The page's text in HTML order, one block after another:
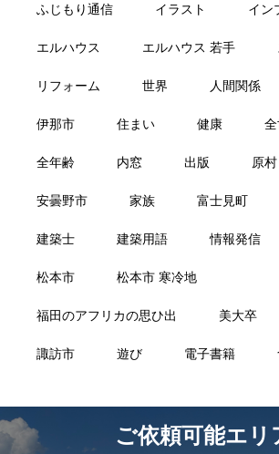
ふじもり通信 イラスト イン
エルハウス エルハウス 若手
リフォーム 世界 人間関係
伊那市 住まい 健康
全年齢 内窓 出版 原村
安曇野市 家族 富士見町
建築士 建築用語 情報発信
松本市 松本市 寒冷地
福田のアフリカの思ひ出 美大卒
諏訪市 遊び 電子書籍
ご依頼可能エリ